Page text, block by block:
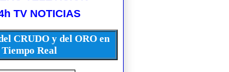
TV NOTICIAS
CRUDO y del ORO en
Tiempo Real